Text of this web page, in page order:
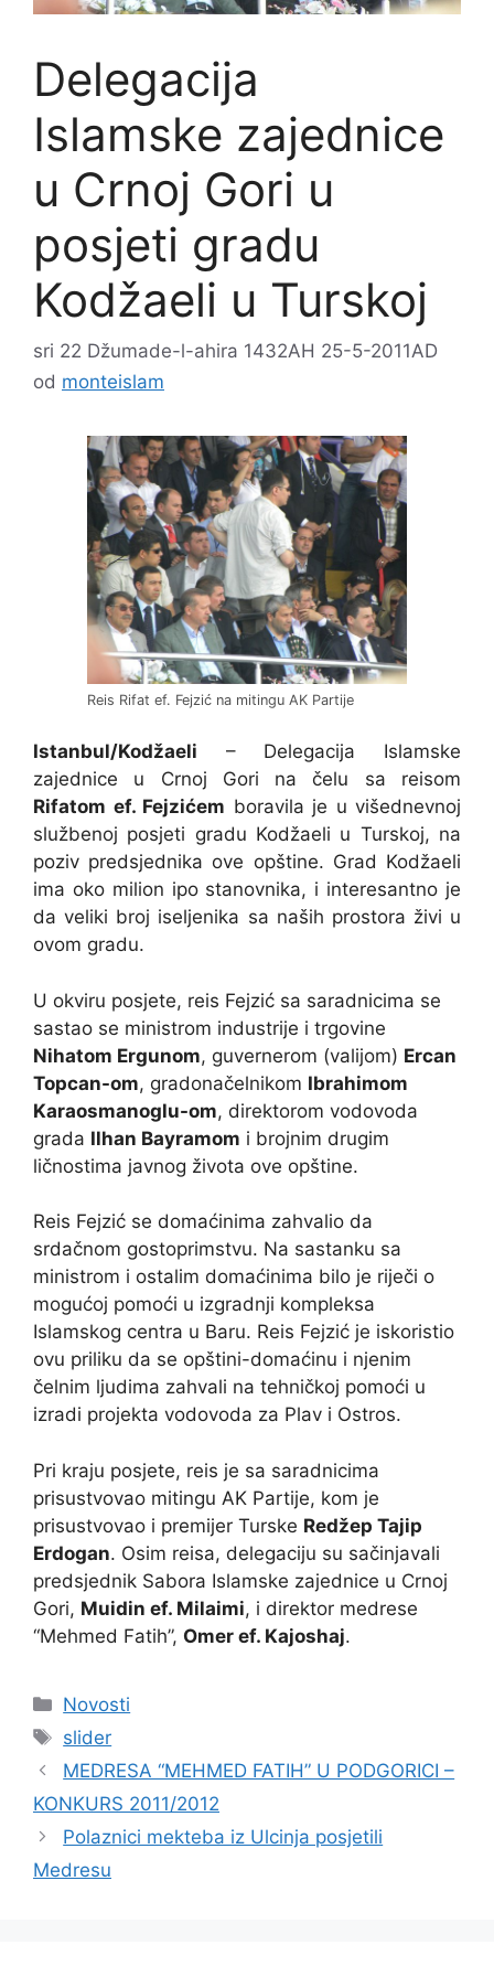
Delegacija
Islamske zajednice
u Crnoj Gori u
posjeti gradu
Kodžaeli u Turskoj
sri 22 Džumade-l-ahira 1432AH 25-5-2011AD
od monteislam
Reis Rifat ef. Fejzić na mitingu AK Partije
Istanbul/Kodžaeli – Delegacija Islamske
zajednice u Crnoj Gori na čelu sa reisom
Rifatom ef. Fejzićem boravila je u višednevnoj
službenoj posjeti gradu Kodžaeli u Turskoj, na
poziv predsjednika ove opštine. Grad Kodžaeli
ima oko milion ipo stanovnika, i interesantno je
da veliki broj iseljenika sa naših prostora živi u
ovom gradu.
U okviru posjete, reis Fejzić sa saradnicima se
sastao se ministrom industrije i trgovine
Nihatom Ergunom, guvernerom (valijom) Ercan
Topcan-om, gradonačelnikom Ibrahimom
Karaosmanoglu-om, direktorom vodovoda
grada Ilhan Bayramom i brojnim drugim
ličnostima javnog života ove opštine.
Reis Fejzić se domaćinima zahvalio da
srdačnom gostoprimstvu. Na sastanku sa
ministrom i ostalim domaćinima bilo je riječi o
mogućoj pomoći u izgradnji kompleksa
Islamskog centra u Baru. Reis Fejzić je iskoristio
ovu priliku da se opštini-domaćinu i njenim
čelnim ljudima zahvali na tehničkoj pomoći u
izradi projekta vodovoda za Plav i Ostros.
Pri kraju posjete, reis je sa saradnicima
prisustvovao mitingu AK Partije, kom je
prisustvovao i premijer Turske Redžep Tajip
Erdogan. Osim reisa, delegaciju su sačinjavali
predsjednik Sabora Islamske zajednice u Crnoj
Gori, Muidin ef. Milaimi, i direktor medrese
“Mehmed Fatih”, Omer ef. Kajoshaj.
Kategorije
Novosti
Oznake
slider
MEDRESA “MEHMED FATIH” U PODGORICI –
KONKURS 2011/2012
Polaznici mekteba iz Ulcinja posjetili
Medresu